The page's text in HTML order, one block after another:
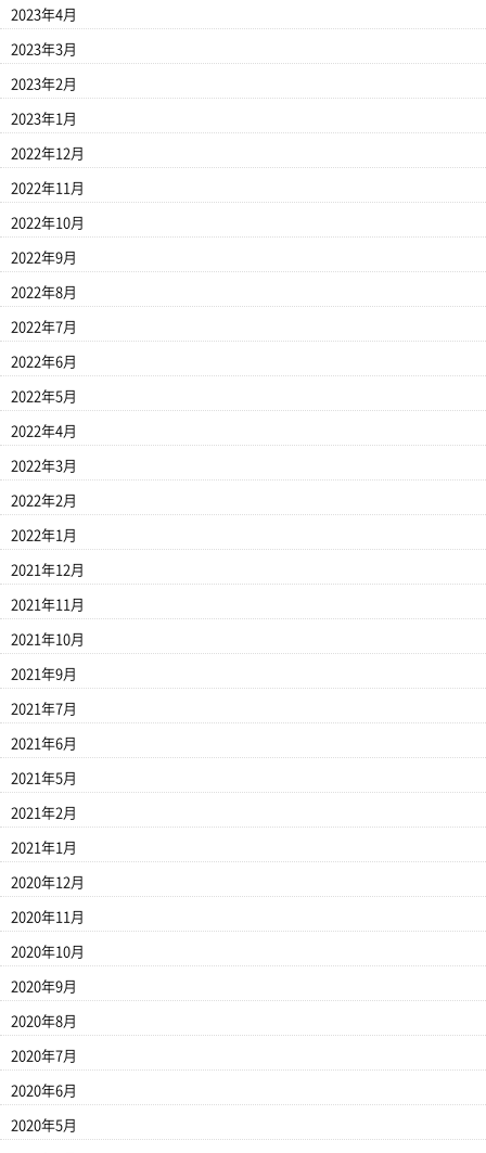
2023年4月
2023年3月
2023年2月
2023年1月
2022年12月
2022年11月
2022年10月
2022年9月
2022年8月
2022年7月
2022年6月
2022年5月
2022年4月
2022年3月
2022年2月
2022年1月
2021年12月
2021年11月
2021年10月
2021年9月
2021年7月
2021年6月
2021年5月
2021年2月
2021年1月
2020年12月
2020年11月
2020年10月
2020年9月
2020年8月
2020年7月
2020年6月
2020年5月